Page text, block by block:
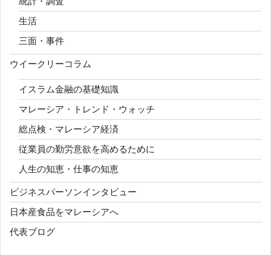
生活
三面・事件
ウイークリーコラム
イスラム金融の基礎知識
マレーシア・トレンド・ウォッチ
総点検・マレーシア経済
従業員の勤労意欲を高めるために
人生の知恵・仕事の知恵
ビジネスパーソンインタビュー
日本産食品をマレーシアへ
代表ブログ